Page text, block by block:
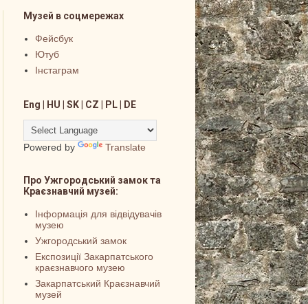
Музей в соцмережах
Фейсбук
Ютуб
Інстаграм
Eng | HU | SK | CZ | PL | DE
Powered by Translate
Про Ужгородський замок та
Краєзнавчий музей:
Інформація для відвідувачів
музею
Ужгородський замок
Експозиції Закарпатського
краєзнавчого музею
Закарпатський Краєзнавчий
музей